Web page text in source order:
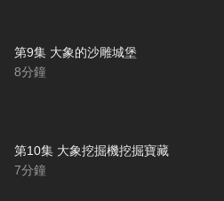
第9集 大象的沙雕城堡
8分鐘
第10集 大象挖掘機挖掘寶藏
7分鐘